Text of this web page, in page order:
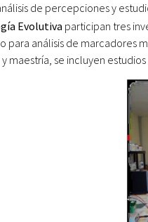
de percepciones y
Evolutiva participan tres
para análisis de marcadores
maestría, se incluyen